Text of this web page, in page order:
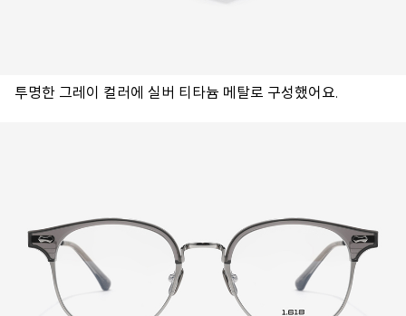
투명한 그레이 컬러에 실버 티타늄 메탈로 구성했어요.